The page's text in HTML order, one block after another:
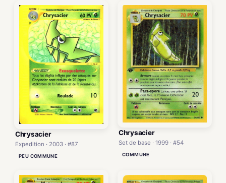
Chrysacier
Expedition · 2003 · #87
PEU COMMUNE
Chrysacier
Set de base · 1999 · #54
COMMUNE